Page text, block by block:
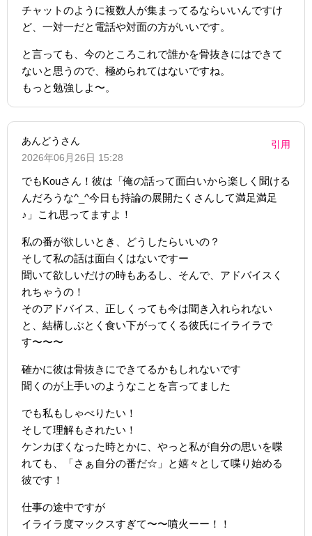
チャットのように複数人が集まってるならいいんですけ
ど、一対一だと電話や対面の方がいいです。
と言っても、今のところこれで誰かを骨抜きにはできて
ないと思うので、極められてはないですね。
もっと勉強しよ〜。
あんどうさん
2026年06月26日 15:28
引用
でもKouさん！彼は「俺の話って面白いから楽しく聞ける
んだろうな^_^今日も持論の展開たくさんして満足満足
♪」これ思ってますよ！
私の番が欲しいとき、どうしたらいいの？
そして私の話は面白くはないですー
聞いて欲しいだけの時もあるし、そんで、アドバイスく
れちゃうの！
そのアドバイス、正しくっても今は聞き入れられない
と、結構しぶとく食い下がってくる彼氏にイライラで
す〜〜〜
確かに彼は骨抜きにできてるかもしれないです
聞くのが上手いのようなことを言ってました
でも私もしゃべりたい！
そして理解もされたい！
ケンカぽくなった時とかに、やっと私が自分の思いを喋
れても、「さぁ自分の番だ☆」と嬉々として喋り始める
彼です！
仕事の途中ですが
イライラ度マックスすぎて〜〜噴火ーー！！